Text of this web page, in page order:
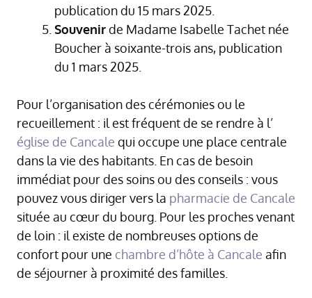
publication du 15 mars 2025.
Souvenirde Madame Isabelle Tachet née
Boucher à soixante-trois ans, publication
du 1 mars 2025.
Pour l’organisation des cérémonies ou le
recueillement : il est fréquent de se rendre à l’
église de Cancale qui occupe une place centrale
dans la vie des habitants. En cas de besoin
immédiat pour des soins ou des conseils : vous
pouvez vous diriger vers la pharmacie de Cancale
située au cœur du bourg. Pour les proches venant
de loin : il existe de nombreuses options de
confort pour une chambre d’hôte à Cancale afin
de séjourner à proximité des familles.